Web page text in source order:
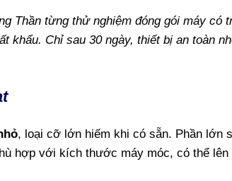
Thần từng thử nghiệm đóng gói máy có
khẩu. Chỉ sau 30 ngày, thiết bị an toàn
, loại cỡ lớn hiếm khi có sẵn. Phần lớn
hợp với kích thước máy móc, có thể